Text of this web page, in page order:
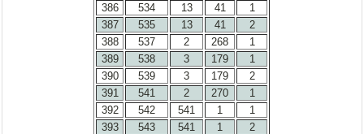
386
534 13 41
1
387
535 13 41
2
388
537 2 268
1
389
538 3 179
1
390
539 3 179
2
391
541 2 270
1
392
542 541 1
1
393
543 541 1
2